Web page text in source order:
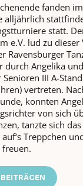
fanden
alljährlich
statt.
e.V. lud zu dieser
Ravensburger
durch Angelika
III A-
vertreten.
konnten
von sich
tanzte sich
Treppchen